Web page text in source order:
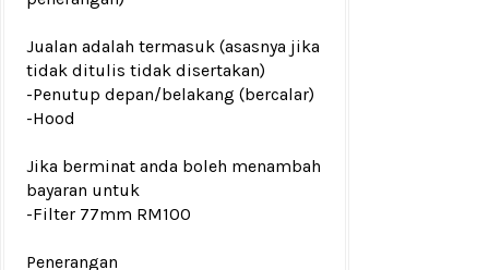
Jualan adalah termasuk (asasnya jika
tidak ditulis tidak disertakan)
-Penutup depan/belakang (bercalar)
-Hood
Jika berminat anda boleh menambah
bayaran untuk
-Filter 77mm RM100
Penerangan